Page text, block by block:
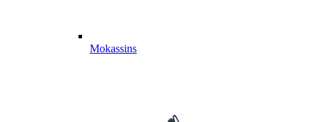
Mokassins